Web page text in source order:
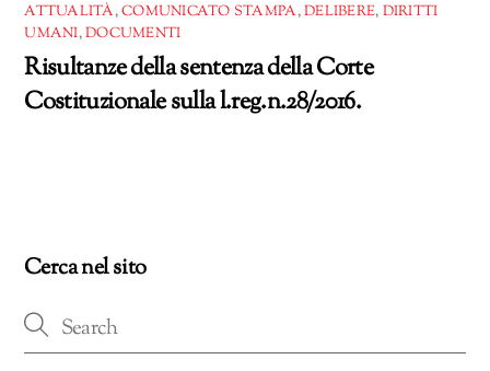
ATTUALITÀ,COMUNICATO STAMPA,DELIBERE, DIRITTI
UMANI,DOCUMENTI
Risultanze della sentenza della Corte
Costituzionale sulla l.reg.n.28/2016.
Cerca nel sito